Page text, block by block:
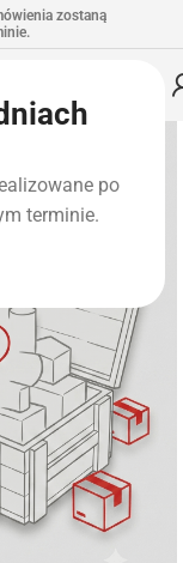
po
terminie.
zostaną